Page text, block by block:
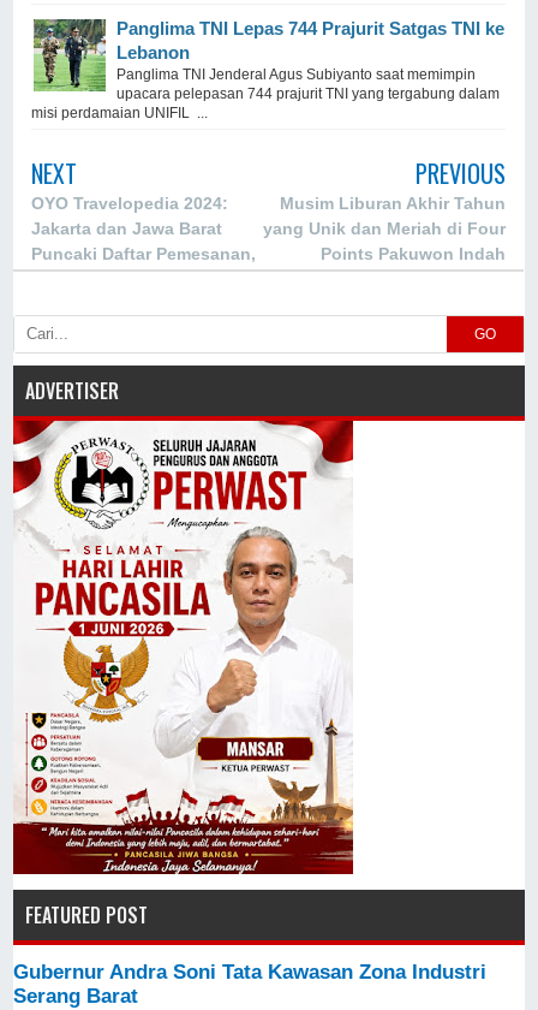
Panglima TNI Lepas 744 Prajurit Satgas TNI ke
Lebanon
Panglima TNI Jenderal Agus Subiyanto saat memimpin
upacara pelepasan 744 prajurit TNI yang tergabung dalam
misi perdamaian UNIFIL ...
NEXT
OYO Travelopedia 2024:
Jakarta dan Jawa Barat
Puncaki Daftar Pemesanan,
PREVIOUS
Musim Liburan Akhir Tahun
yang Unik dan Meriah di Four
Points Pakuwon Indah
GO
ADVERTISER
FEATURED POST
Gubernur Andra Soni Tata Kawasan Zona Industri
Serang Barat